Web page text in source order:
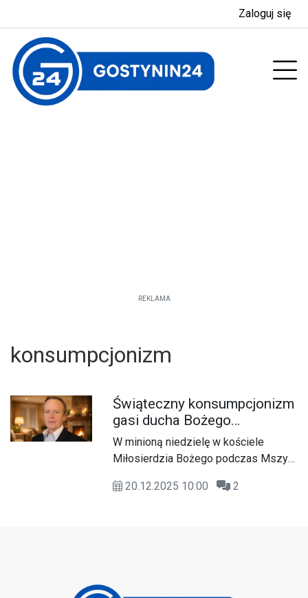
Zaloguj się
REKLAMA
konsumpcjonizm
Świąteczny konsumpcjonizm
gasi ducha Bożego
Narodzenia
W minioną niedzielę w kościele
Miłosierdzia Bożego podczas Mszy
wojennego ks. Łukasz Nowak na
autorstwa
20.12.2025 10:00 2